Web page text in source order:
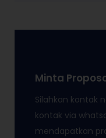
Minta
Silahkan kontak
kontak via
mendapatkan